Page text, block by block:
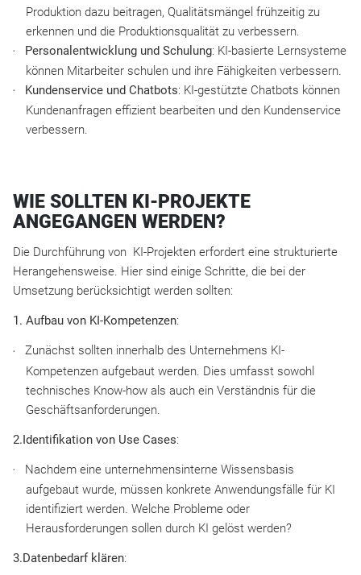
Produktion dazu beitragen, Qualitätsmängel frühzeitig zu
erkennen und die Produktionsqualität zu verbessern.
Personalentwicklung und Schulung: KI-basierte Lernsysteme
können Mitarbeiter schulen und ihre Fähigkeiten verbessern.
Kundenservice und Chatbots: KI-gestützte Chatbots können
Kundenanfragen effizient bearbeiten und den Kundenservice
verbessern.
WIE SOLLTEN KI-PROJEKTE
ANGEGANGEN WERDEN?
Die Durchführung von KI-Projekten erfordert eine strukturierte
Herangehensweise. Hier sind einige Schritte, die bei der
Umsetzung berücksichtigt werden sollten:
1. Aufbau von KI-Kompetenzen:
Zunächst sollten innerhalb des Unternehmens KI-
Kompetenzen aufgebaut werden. Dies umfasst sowohl
technisches Know-how als auch ein Verständnis für die
Geschäftsanforderungen.
2.Identifikation von Use Cases:
Nachdem eine unternehmensinterne Wissensbasis
aufgebaut wurde, müssen konkrete Anwendungsfälle für KI
identifiziert werden. Welche Probleme oder
Herausforderungen sollen durch KI gelöst werden?
3.Datenbedarf klären: